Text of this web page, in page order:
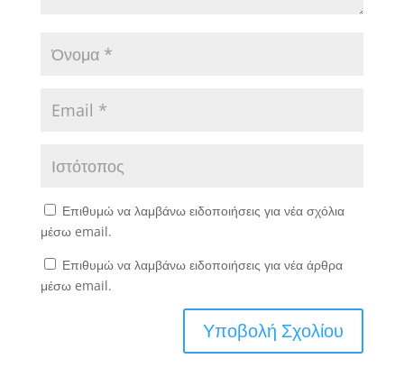
Επιθυμώ να λαμβάνω ειδοποιήσεις για νέα σχόλια
μέσω email.
Επιθυμώ να λαμβάνω ειδοποιήσεις για νέα άρθρα
μέσω email.